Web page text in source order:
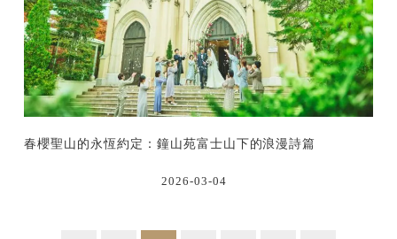
春櫻聖山的永恆約定：鐘山苑富士山下的浪漫詩篇
2026-03-04